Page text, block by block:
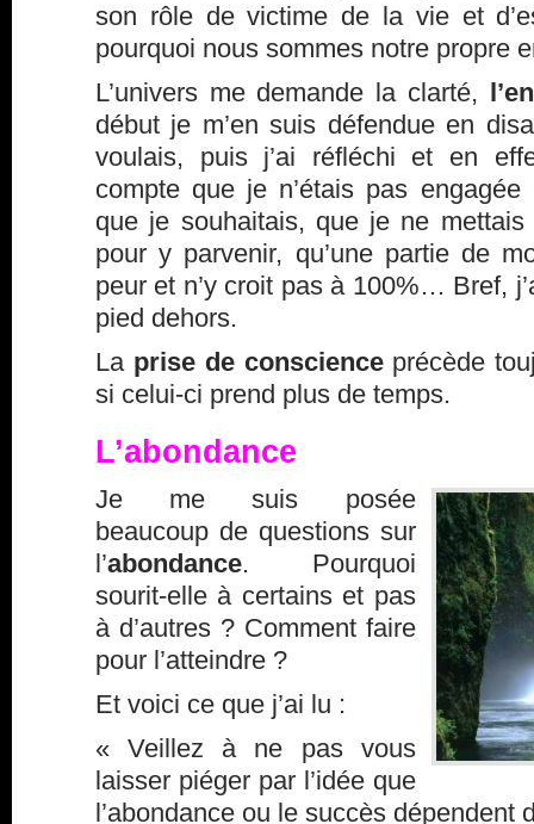
son rôle de victime de la vie et
pourquoi nous sommes notre propre
L’univers me demande la clarté,
début je m’en suis défendue en
voulais, puis j’ai réfléchi et en
compte que je n’étais pas
que je souhaitais, que je ne
pour y parvenir, qu’une partie de
peur et n’y croit pas à 100%… Bref,
pied dehors.
La prise de conscienceprécède
si celui-ci prend plus de temps.
L’abondance
Je me suis posée
beaucoup de questions sur
l’abondance. Pourquoi
sourit-elle à certains et pas
à d’autres ? Comment faire
pour l’atteindre ?
Et voici ce que j’ai lu :
« Veillez à ne pas vous
laisser piéger par l’idée que
l’abondance ou le succès dépendent